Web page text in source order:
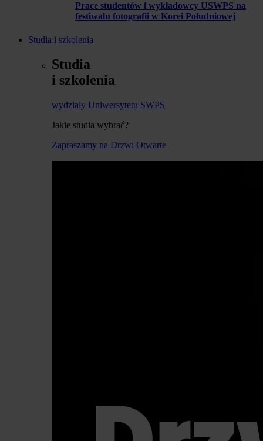
Prace studentów i wykładowcy USWPS na
festiwalu fotografii w Korei Południowej
Studia i szkolenia
Studia
i szkolenia
wydziały Uniwersytetu SWPS
Jakie studia wybrać?
Zapraszamy na Drzwi Otwarte